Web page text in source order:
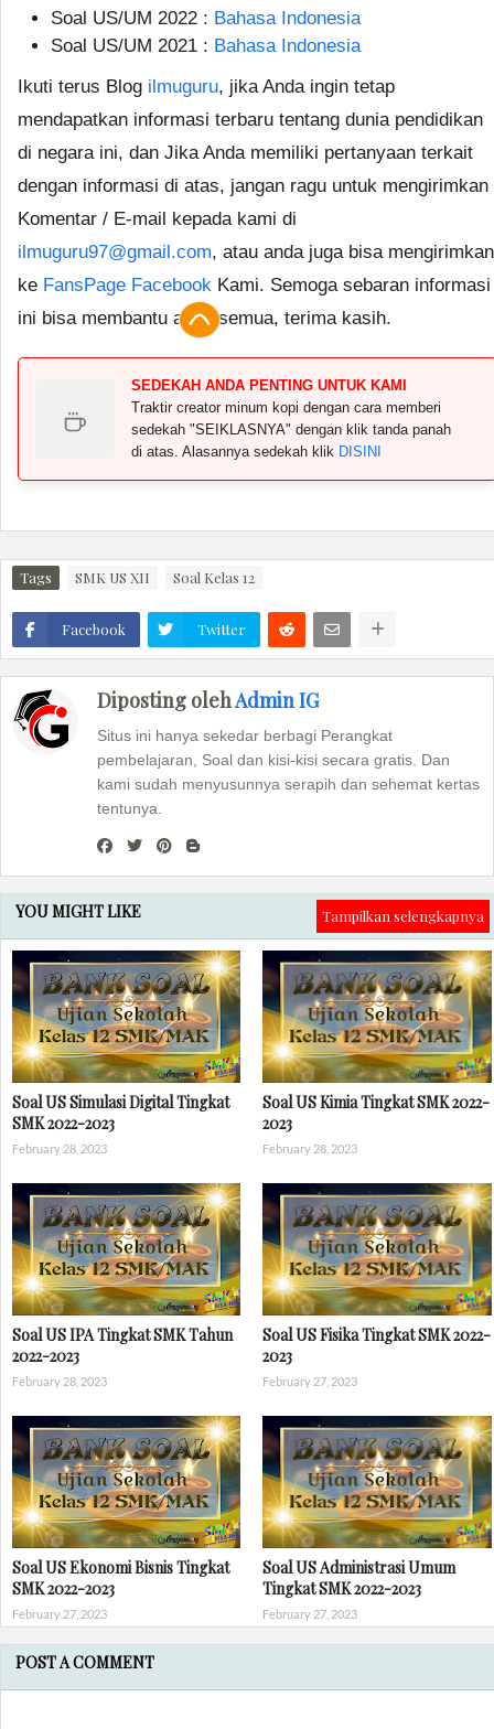
Soal US/UM 2022 : Bahasa Indonesia
Soal US/UM 2021 : Bahasa Indonesia
Ikuti terus Blog ilmuguru, jika Anda ingin tetap
mendapatkan informasi terbaru tentang dunia pendidikan
di negara ini, dan Jika Anda memiliki pertanyaan terkait
dengan informasi di atas, jangan ragu untuk mengirimkan
Komentar / E-mail kepada kami di
ilmuguru97@gmail.com, atau anda juga bisa mengirimkan
ke FansPage Facebook Kami. Semoga sebaran informasi
ini bisa membantu anda semua, terima kasih.
SEDEKAH ANDA PENTING UNTUK KAMI
Traktir creator minum kopi dengan cara memberi
sedekah "SEIKLASNYA" dengan klik tanda panah
di atas. Alasannya sedekah klik DISINI
Tags SMK US XII Soal Kelas 12
Facebook Twitter
Diposting olehAdmin IG
Situs ini hanya sekedar berbagi Perangkat
pembelajaran, Soal dan kisi-kisi secara gratis. Dan
kami sudah menyusunnya serapih dan sehemat kertas
tentunya.
YOU MIGHT LIKE Tampilkan selengkapnya
Soal US Simulasi Digital Tingkat
SMK 2022-2023
February 28, 2023
Soal US Kimia Tingkat SMK 2022-
2023
February 28, 2023
Soal US IPA Tingkat SMK Tahun
2022-2023
February 28, 2023
Soal US Fisika Tingkat SMK 2022-
2023
February 27, 2023
Soal US Ekonomi Bisnis Tingkat
SMK 2022-2023
February 27, 2023
Soal US Administrasi Umum
Tingkat SMK 2022-2023
February 27, 2023
POST A COMMENT